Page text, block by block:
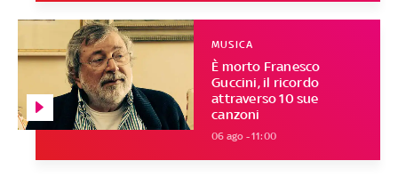
È morto Franesco
Guccini, il ricordo
attraverso 10 sue
canzoni
MUSICA
06 ago - 11:00